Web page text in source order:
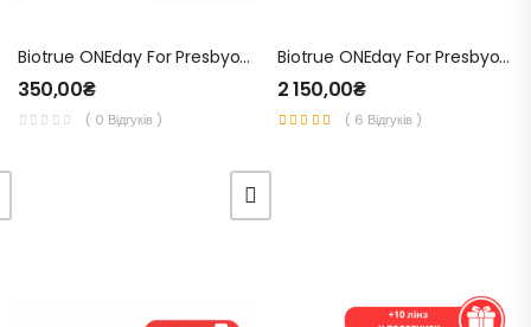
Biotrue ONEday For Presbyopia (1 Уп. – 5 Шт.) – Одноденні Мультифокальні Контактні Лінзи Для Зору
350,00₴
( 0 Відгуків )
Biotrue ONEday For Presbyopia (1 Уп. – 30 Шт.) – Одноденні Мультифокальні Контактні Лінзи Для Зору
2 150,00₴
( 6 Відгуків )